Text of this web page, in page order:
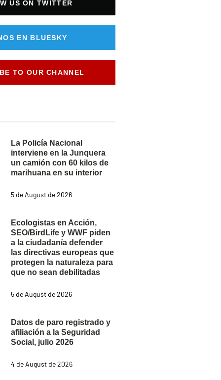
US ON TWITTER
EN BLUESKY
TO OUR CHANNEL
La Policía Nacional
interviene en la Junquera
un camión con 60 kilos de
marihuana en su interior
5 de August de 2026
Ecologistas en Acción,
SEO/BirdLife y WWF piden
a la ciudadanía defender
las directivas europeas que
protegen la naturaleza para
que no sean debilitadas
5 de August de 2026
Datos de paro registrado y
afiliación a la Seguridad
Social, julio 2026
4 de August de 2026